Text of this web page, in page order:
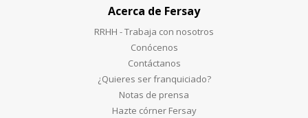
Acerca de Fersay
RRHH - Trabaja con nosotros
Conócenos
Contáctanos
¿Quieres ser franquiciado?
Notas de prensa
Hazte córner Fersay